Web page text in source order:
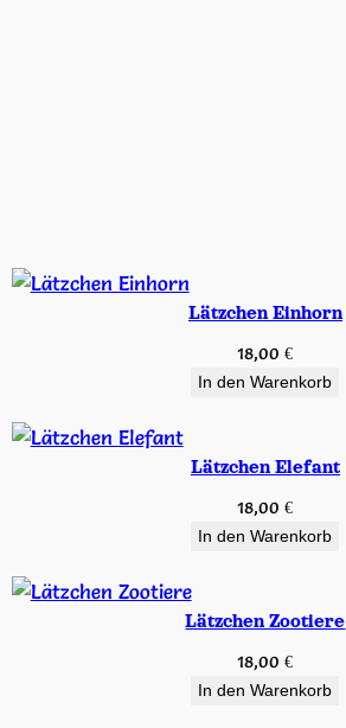
Lätzchen Einhorn
18,00€
In den Warenkorb
Lätzchen Elefant
18,00€
In den Warenkorb
Lätzchen Zootiere
18,00€
In den Warenkorb